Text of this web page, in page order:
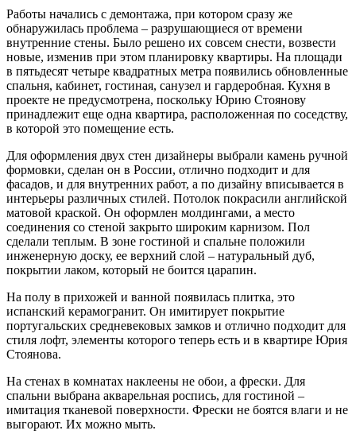
Работы начались с демонтажа, при котором сразу же
обнаружилась проблема – разрушающиеся от времени
внутренние стены. Было решено их совсем снести, возвести
новые, изменив при этом планировку квартиры. На площади
в пятьдесят четыре квадратных метра появились обновленные
спальня, кабинет, гостиная, санузел и гардеробная. Кухня в
проекте не предусмотрена, поскольку Юрию Стоянову
принадлежит еще одна квартира, расположенная по соседству,
в которой это помещение есть.
Для оформления двух стен дизайнеры выбрали камень ручной
формовки, сделан он в России, отлично подходит и для
фасадов, и для внутренних работ, а по дизайну вписывается в
интерьеры различных стилей. Потолок покрасили английской
матовой краской. Он оформлен молдингами, а место
соединения со стеной закрыто широким карнизом. Пол
сделали теплым. В зоне гостиной и спальне положили
инженерную доску, ее верхний слой – натуральный дуб,
покрытии лаком, который не боится царапин.
На полу в прихожей и ванной появилась плитка, это
испанский керамогранит. Он имитирует покрытие
португальских средневековых замков и отлично подходит для
стиля лофт, элементы которого теперь есть и в квартире Юрия
Стоянова.
На стенах в комнатах наклеены не обои, а фрески. Для
спальни выбрана акварельная роспись, для гостиной –
имитация тканевой поверхности. Фрески не боятся влаги и не
выгорают. Их можно мыть.